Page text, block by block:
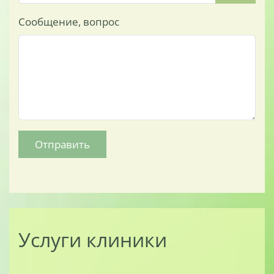
Сообщение, вопрос
Отправить
Услуги клиники